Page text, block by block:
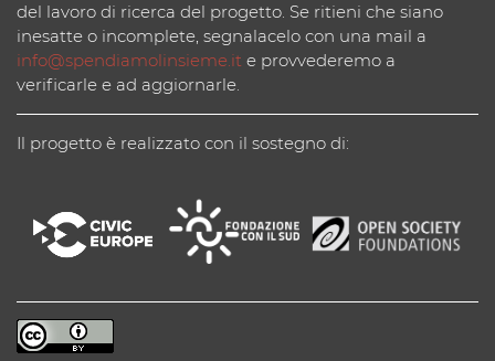
del lavoro di ricerca del progetto. Se ritieni che siano
inesatte o incomplete, segnalacelo con una mail a
info@spendiamolinsieme.it e provvederemo a
verificarle e ad aggiornarle.
Il progetto è realizzato con il sostegno di: